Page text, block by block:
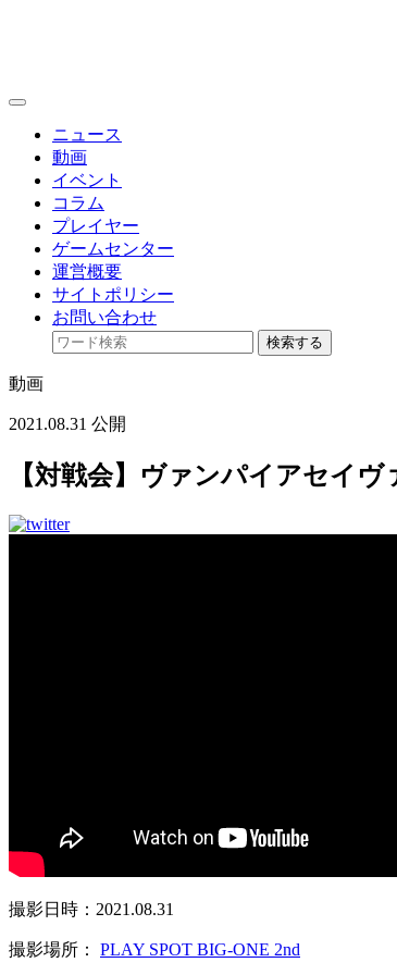
toggle
ニュース
動画
イベント
コラム
プレイヤー
ゲームセンター
運営概要
サイトポリシー
お問い合わせ
検索する
動画
2021.08.31 公開
【対戦会】ヴァンパイアセイ
撮影日時：2021.08.31
撮影場所： PLAY SPOT BIG-ONE 2nd